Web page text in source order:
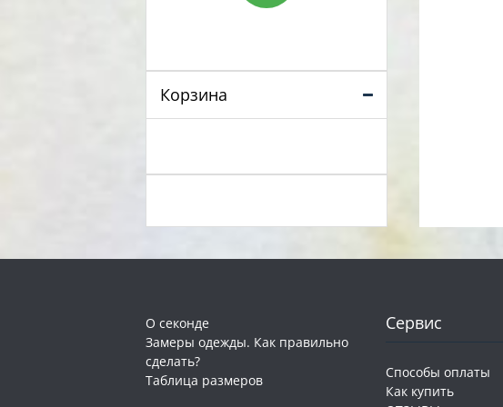
Корзина
О секонде
Замеры одежды. Как правильно
сделать?
Таблица размеров
Сервис
Способы оплаты
Как купить